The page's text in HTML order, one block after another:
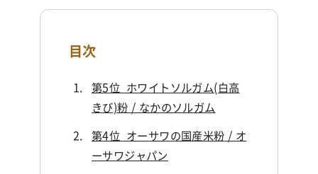
目次
第5位
ホワイトソルガム(白高
きび)粉 / なかのソルガム
第4位 オーサワの国産米粉 / オ
ーサワジャパン